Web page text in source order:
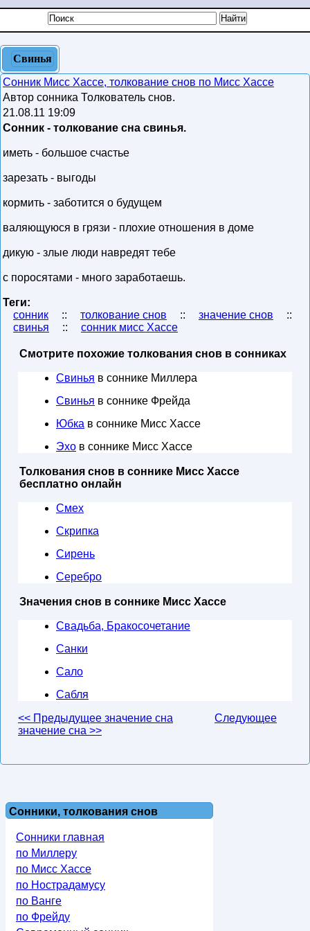
Свинья
Сонник Мисс Хассе, толкование снов по Мисс Хассе
Автор сонника Толкователь снов.
21.08.11 19:09
Сонник - толкование сна свинья.
иметь - большое счастье
зарезать - выгоды
кормить - заботится о будущем
валяющуюся в грязи - плохие отношения в доме
дикую - злые люди навредят тебе
с поросятами - много заработаешь.
Теги:
сонник
:: толкование снов :: значение снов
::
свинья
:: сонник мисс Хассе
Смотрите похожие толкования снов в сонниках
Свинья в соннике Миллера
Свинья в соннике Фрейда
Юбка в соннике Мисс Хассе
Эхо в соннике Мисс Хассе
Толкования снов в соннике Мисс Хассе
бесплатно онлайн
Смех
Скрипка
Сирень
Серебро
Значения снов в соннике Мисс Хассе
Свадьба, Бракосочетание
Санки
Сало
Сабля
<< Предыдущее значение сна
Следующее
значение сна >>
Сонники, толкования снов
Сонники главная
по Миллеру
по Мисс Хассе
по Нострадамусу
по Ванге
по Фрейду